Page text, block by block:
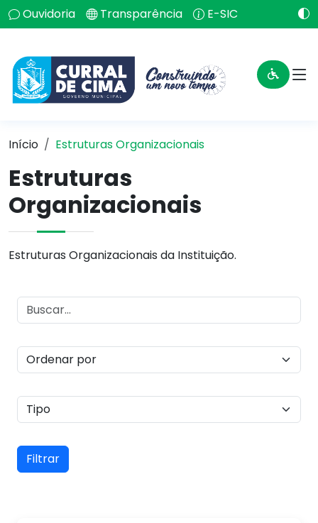
Ouvidoria Transparência E-SIC
Início Estruturas Organizacionais
Estruturas
Organizacionais
Estruturas Organizacionais da Instituição.
Filtrar